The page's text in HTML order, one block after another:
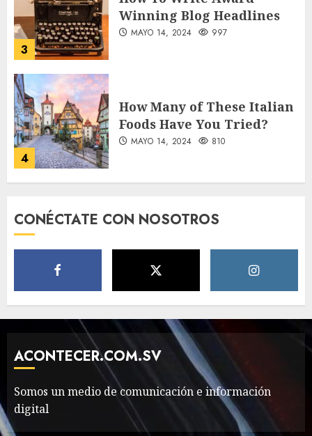
4
How Many of These Italian
Foods Have You Tried?
5
Need to Know About the
Classic Cars in a Retro
6
The full story of
Thailand’s extraordinary
cave rescue
7
Valentino Goes
Deliberately Feminine for
MAYO 16, 2024 765
CONÉCTATE CON NOSOTROS
ACONTECER.COM.SV
Somos un medio de comunicación e información
digital